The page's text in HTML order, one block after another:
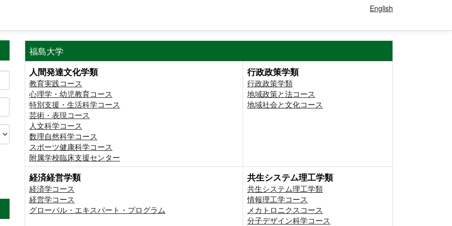
English
福島大学
人間発達文化学類
教育実践コース
心理学・幼児教育コース
特別支援・生活科学コース
芸術・表現コース
人文科学コース
数理自然科学コース
スポーツ健康科学コース
附属学校臨床支援センター
行政政策学類
行政政策学類
地域政策と法コース
地域社会と文化コース
経済経営学類
経済学コース
経営学コース
グローバル・エキスパート・プログラム
共生システム理工学類
共生システム理工学類
情報理工学コース
メカトロニクスコース
分子デザイン科学コース